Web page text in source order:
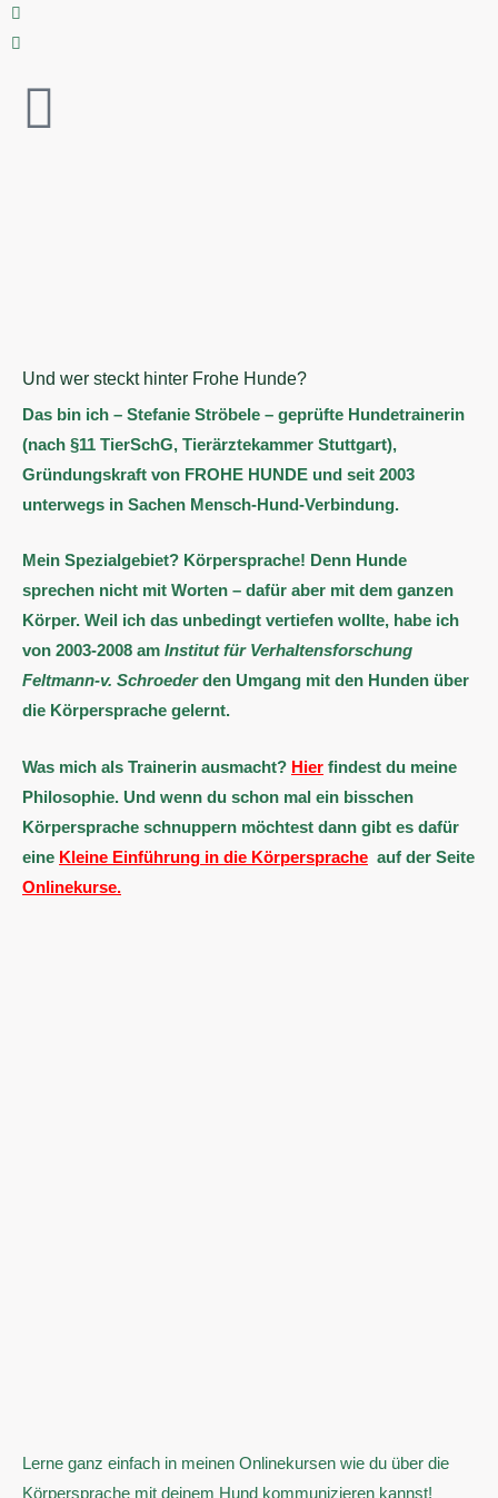
Und wer steckt hinter Frohe Hunde?
Das bin ich – Stefanie Ströbele – geprüfte Hundetrainerin
(nach §11 TierSchG, Tierärztekammer Stuttgart),
Gründungskraft von FROHE HUNDE und seit 2003
unterwegs in Sachen Mensch-Hund-Verbindung.
Mein Spezialgebiet? Körpersprache! Denn Hunde
sprechen nicht mit Worten – dafür aber mit dem ganzen
Körper. Weil ich das unbedingt vertiefen wollte, habe ich
von 2003-2008 am Institut für Verhaltensforschung
Feltmann-v. Schroederden Umgang mit den Hunden über
die Körpersprache gelernt.
Was mich als Trainerin ausmacht? Hier findest du meine
Philosophie. Und wenn du schon mal ein bisschen
Körpersprache schnuppern möchtest dann gibt es dafür
eine Kleine Einführung in die Körpersprache auf der Seite
Onlinekurse.
Lerne ganz einfach in meinen Onlinekursen wie du über die
Körpersprache mit deinem Hund kommunizieren kannst!